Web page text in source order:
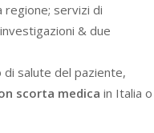
regione; servizi di
& due
salute del paziente,
scorta medica in Italia o